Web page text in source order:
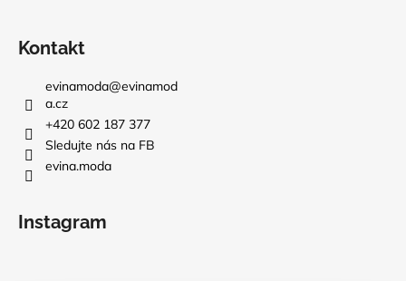
Kontakt
evinamoda@evinamod
a.cz
+420 602 187 377
Sledujte nás na FB
evina.moda
Instagram